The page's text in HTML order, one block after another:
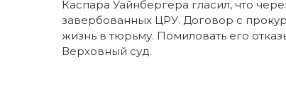
Каспара Уайнбергера гласил, что
завербованных ЦРУ. Договор с
жизнь в тюрьму. Помиловать его
Верховный суд.